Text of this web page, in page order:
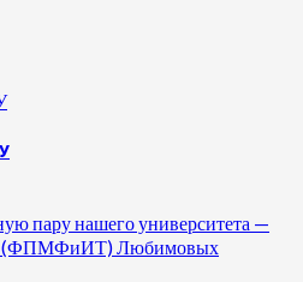
пару нашего университета —
(ФПМФиИТ) Любимовых